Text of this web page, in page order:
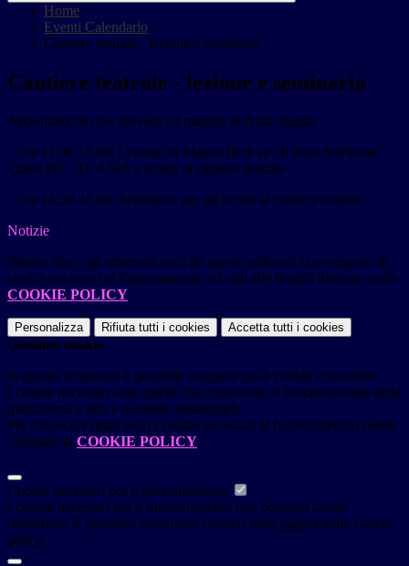
Home >
Eventi Calendario >
Cantiere teatrale - lezione e seminario
Cantiere teatrale - lezione e seminario
Appuntamento per giovedì 24 maggio in Aula magna:
- Ore 11.00-13.00: Lezione di Matteo Belli su "Il testo dell'attore":
Classi 2D, 3D, 4 SIA e iscritti al cantiere teatrale
- Ore 14.30-16.00: Seminario per gli iscritti al cantiere teatrale
Notizie
Questo sito o gli strumenti terzi da questo utilizzati si avvalgono di
cookie necessari al funzionamento ed utili alle finalità illustrate nella
COOKIE POLICY.
Personalizza Rifiuta tutti i cookies Accetta tutti i cookies
Gestione cookie
In questa schermata è possibile scegliere quali cookie consentire.
I cookie necessari sono quelli che consentono il funzionamento della
piattaforma e non è possibile disabilitarli.
Per conoscere quali sono i cookie necessari al funzionamento potete
visionare la COOKIE POLICY.
Cookie necessari per il funzionamento
I cookie necessari per il funzionamento non possono essere
disabilitati. È possibile consultare l'elenco nella pagina della cookie
policy.